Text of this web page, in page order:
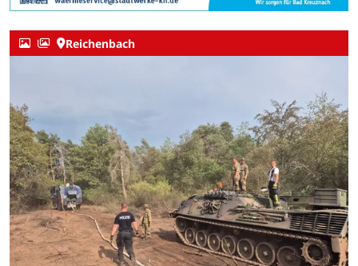
Reichenbach